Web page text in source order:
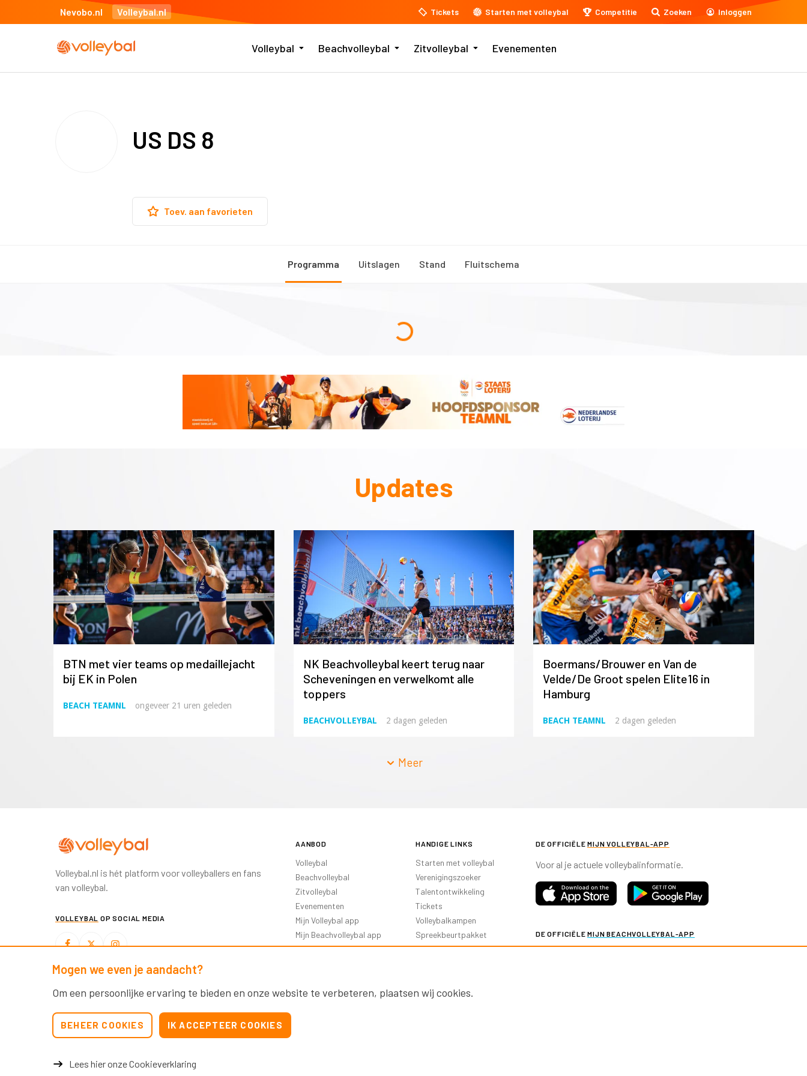
Nevobo.nl Volleybal.nl Tickets Starten met volleybal Competitie Zoeken Inloggen
Volleybal Beachvolleybal Zitvolleybal Evenementen
US DS 8
Toev. aan favorieten
Programma Uitslagen Stand Fluitschema
Updates
BTN met vier teams op medaillejacht
bij EK in Polen
BEACH TEAMNL ongeveer 21 uren geleden
NK Beachvolleybal keert terug naar
Scheveningen en verwelkomt alle
toppers
BEACHVOLLEYBAL 2 dagen geleden
Boermans/Brouwer en Van de
Velde/De Groot spelen Elite16 in
Hamburg
BEACH TEAMNL 2 dagen geleden
Meer
Volleybal.nl is hét platform voor volleyballers en fans
van volleybal.
VOLLEYBAL OP SOCIAL MEDIA
AANBOD
Volleybal
Beachvolleybal
Zitvolleybal
Evenementen
Mijn Volleybal app
Mijn Beachvolleybal app
HANDIGE LINKS
Starten met volleybal
Verenigingszoeker
Talentontwikkeling
Tickets
Volleybalkampen
Spreekbeurtpakket
Oranje Ambassadeurs
DE OFFICIËLEMIJN VOLLEYBAL-APP
Voor al je actuele volleybalinformatie.
DE OFFICIËLEMIJN BEACHVOLLEYBAL-APP
Mogen we even je aandacht?
Om een persoonlijke ervaring te bieden en onze website te verbeteren, plaatsen wij cookies.
BEHEER COOKIES IK ACCEPTEER COOKIES
Lees hier onze Cookieverklaring